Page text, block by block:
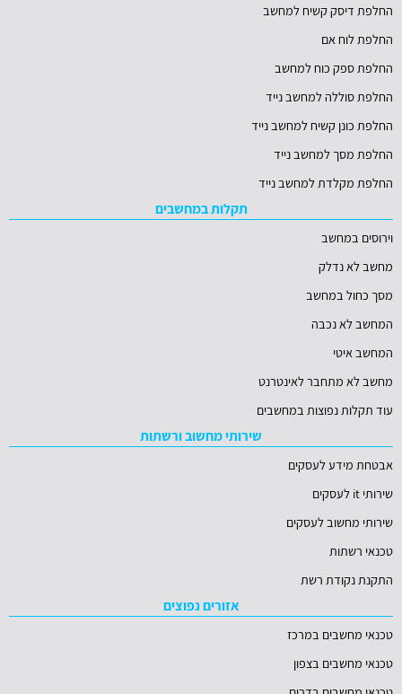
החלפת דיסק קשיח למחשב
החלפת לוח אם
החלפת ספק כוח למחשב
החלפת סוללה למחשב נייד
החלפת כונן קשיח למחשב נייד
החלפת מסך למחשב נייד
החלפת מקלדת למחשב נייד
תקלות במחשבים
וירוסים במחשב
מחשב לא נדלק
מסך כחול במחשב
המחשב לא נכבה
המחשב איטי
מחשב לא מתחבר לאינטרנט
עוד תקלות נפוצות במחשבים
שירותי מחשוב ורשתות
אבטחת מידע לעסקים
שירותי it לעסקים
שירותי מחשוב לעסקים
טכנאי רשתות
התקנת נקודת רשת
אזורים נפוצים
טכנאי מחשבים במרכז
טכנאי מחשבים בצפון